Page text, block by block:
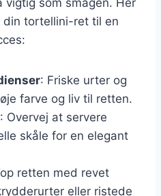
din tortellini-ret til en
: Friske urter og
farve og liv til retten.
: Overvej at servere
skåle for en elegant
retten med revet
eller ristede